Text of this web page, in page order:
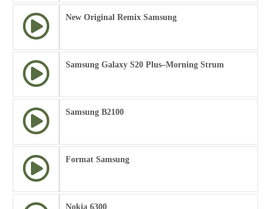
New Original Remix Samsung
Samsung Galaxy S20 Plus–Morning Strum
Samsung B2100
Format Samsung
Nokia 6300